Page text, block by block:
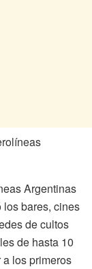
Argentinas
bares, cines
de cultos
de hasta 10
los primeros